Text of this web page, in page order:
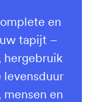
en
tapijt –
hergebruik
levensduur
en